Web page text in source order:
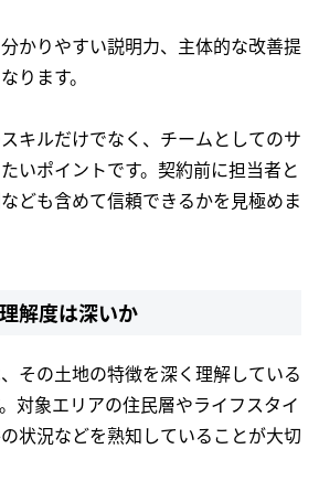
かりやすい説明力、主体的な改善提
ります。
キルだけでなく、チームとしてのサ
いポイントです。契約前に担当者と
ども含めて信頼できるかを見極めま
解度は深いか
その土地の特徴を深く理解している
対象エリアの住民層やライフスタイ
状況などを熟知していることが大切